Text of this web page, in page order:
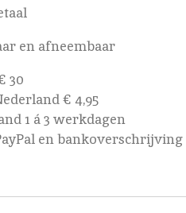
en afneembaar
30
€ 4,95
1 á 3 werkdagen
en bankoverschrijving